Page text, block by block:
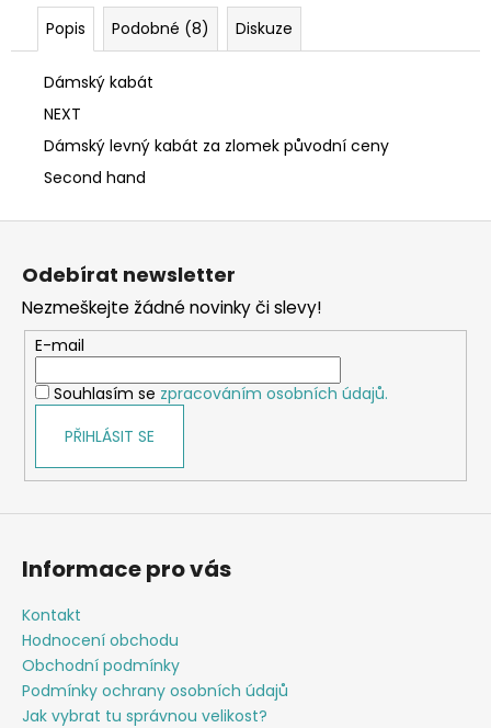
Popis Podobné (8) Diskuze
Dámský kabát
NEXT
Dámský levný kabát za zlomek původní ceny
Second hand
Z
Odebírat newsletter
Nezmeškejte žádné novinky či slevy!
E-mail
Souhlasím se zpracováním osobních údajů.
PŘIHLÁSIT SE
Informace pro vás
Kontakt
Hodnocení obchodu
Obchodní podmínky
Podmínky ochrany osobních údajů
Jak vybrat tu správnou velikost?